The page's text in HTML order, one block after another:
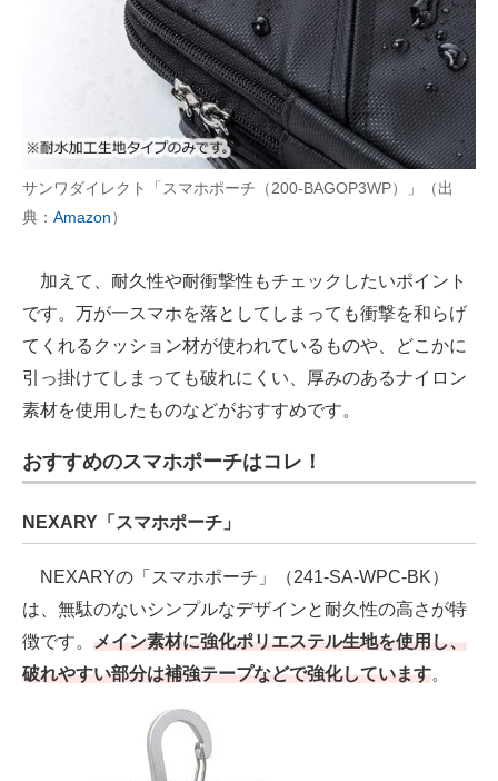
サンワダイレクト「スマホポーチ（200-BAGOP3WP）」（出
典： Amazon）
加えて、耐久性や耐衝撃性もチェックしたいポイント
です。万が一スマホを落としてしまっても衝撃を和らげ
てくれるクッション材が使われているものや、どこかに
引っ掛けてしまっても破れにくい、厚みのあるナイロン
素材を使用したものなどがおすすめです。
おすすめのスマホポーチはコレ！
NEXARY「スマホポーチ」
NEXARYの「スマホポーチ」（241-SA-WPC-BK）
は、無駄のないシンプルなデザインと耐久性の高さが特
徴です。 メイン素材に強化ポリエステル生地を使用し、
破れやすい部分は補強テープなどで強化しています。